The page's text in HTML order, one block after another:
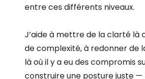
entre ces différents niveaux.
J’aide à mettre de la clarté là
de complexité, à redonner de
là où il y a eu des compromis
construire une posture juste —